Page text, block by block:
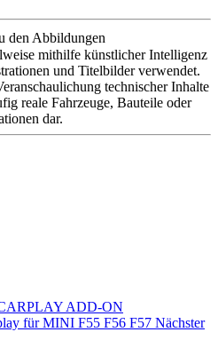
den Abbildungen
mithilfe künstlicher Intelligenz
und Titelbilder verwendet.
technischer Inhalte
reale Fahrzeuge, Bauteile oder
dar.
ADD-ON
für MINI F55 F56 F57 Nächster